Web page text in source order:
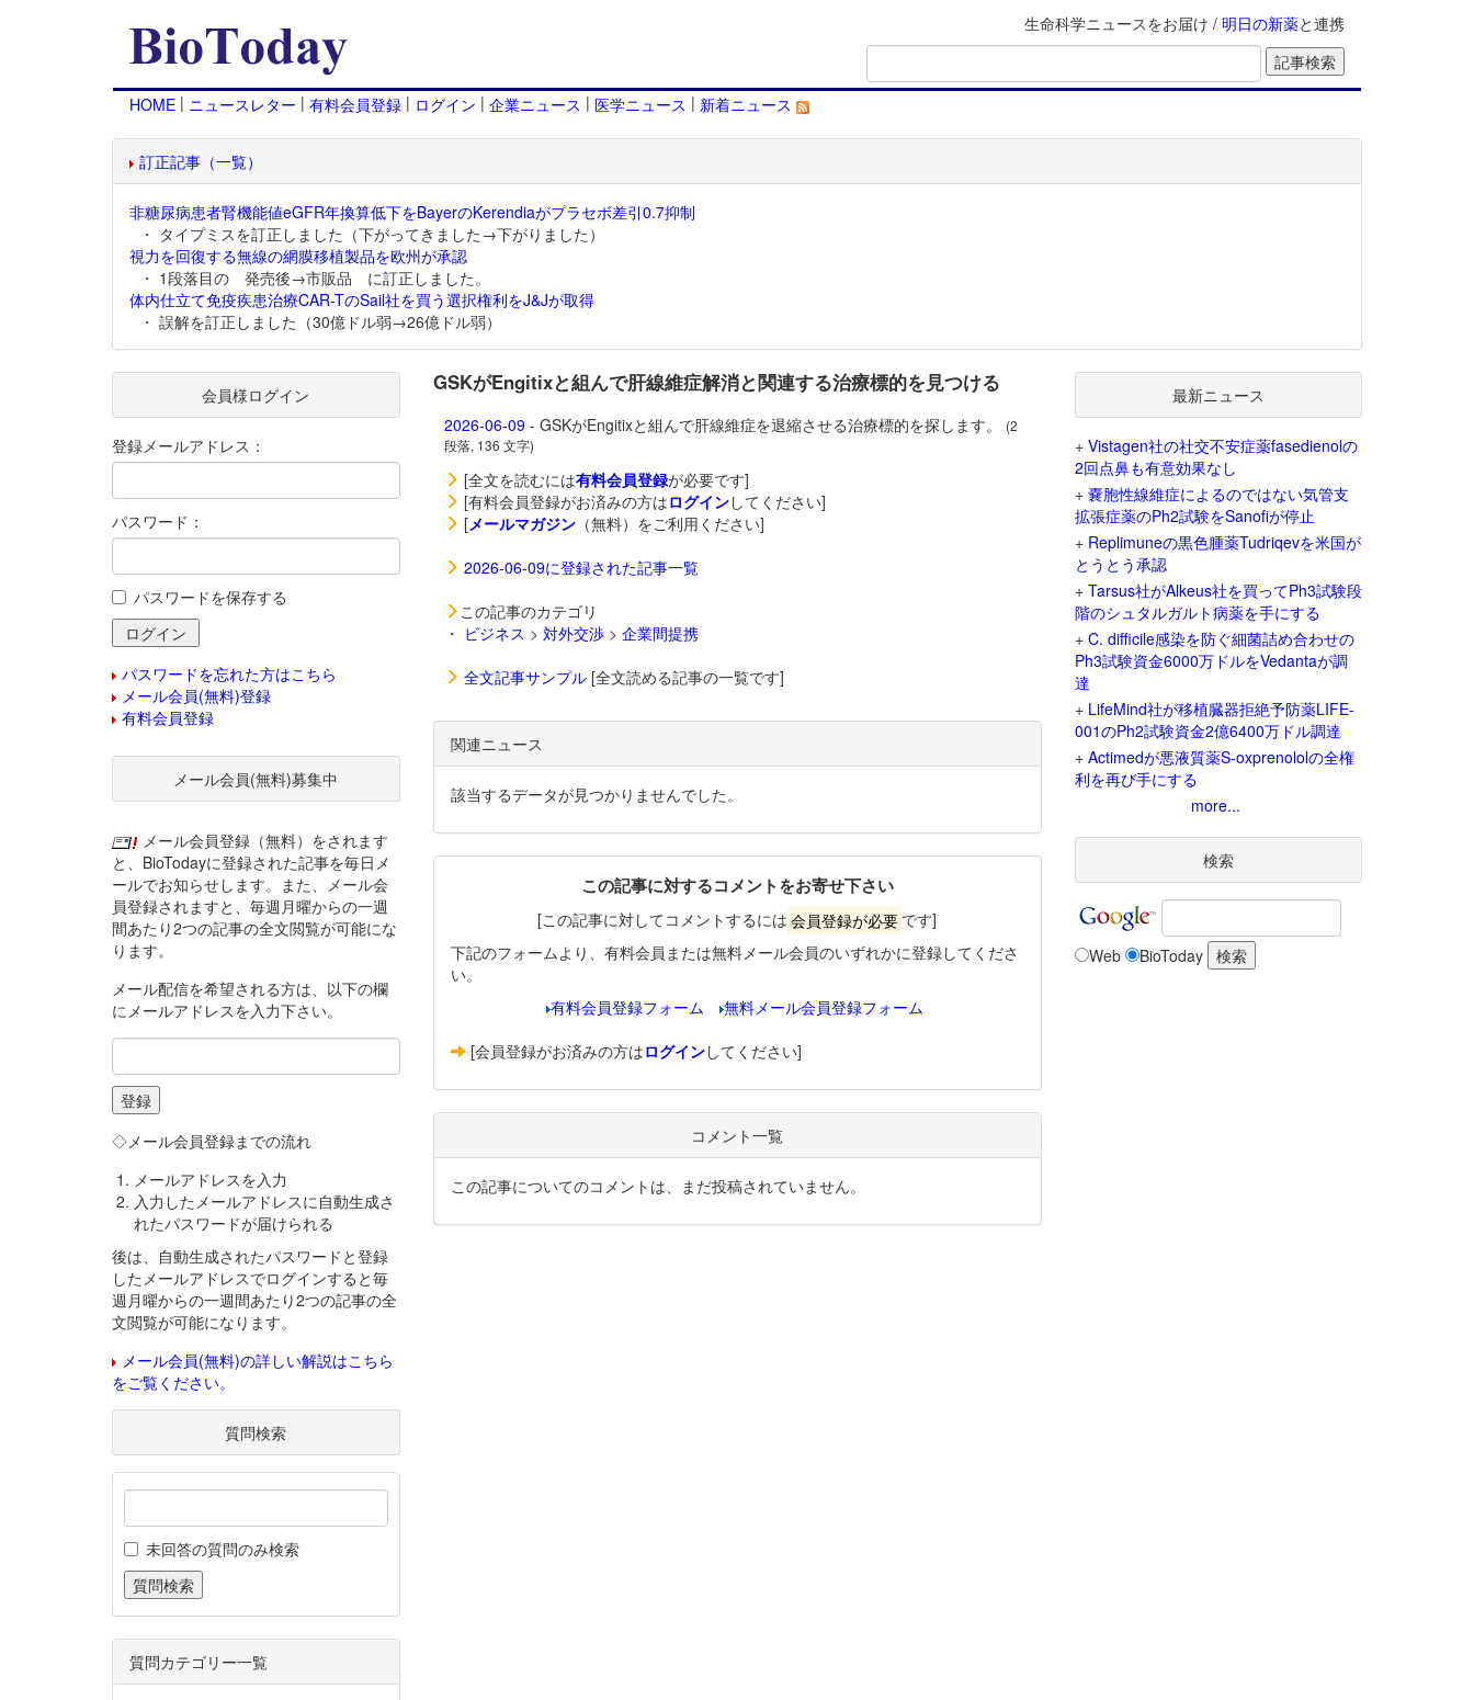
生命科学ニュースをお届け / 明日の新薬と連携
HOME | ニュースレター | 有料会員登録 | ログイン | 企業ニュース | 医学ニュース | 新着ニュース
訂正記事（一覧）
非糖尿病患者腎機能値eGFR年換算低下をBayerのKerendiaがプラセボ差引0.7抑制
・ タイプミスを訂正しました（下がってきました→下がりました）
視力を回復する無線の網膜移植製品を欧州が承認
・ 1段落目の 発売後→市販品 に訂正しました。
体内仕立て免疫疾患治療CAR-TのSail社を買う選択権利をJ&Jが取得
・ 誤解を訂正しました（30億ドル弱→26億ドル弱）
GSKがEngitixと組んで肝線維症解消と関連する治療標的を見つける
2026-06-09- GSKがEngitixと組んで肝線維症を退縮させる治療標的を探します。 (2
段落, 136 文字)
[全文を読むには有料会員登録が必要です]
[有料会員登録がお済みの方はログインしてください]
[メールマガジン（無料）をご利用ください]
2026-06-09に登録された記事一覧
この記事のカテゴリ
・ ビジネス > 対外交渉> 企業間提携
全文記事サンプル[全文読める記事の一覧です]
関連ニュース
該当するデータが見つかりませんでした。
この記事に対するコメントをお寄せ下さい
[この記事に対してコメントするには 会員登録が必要 です]
下記のフォームより、有料会員または無料メール会員のいずれかに登録してくださ
い。
有料会員登録フォーム
無料メール会員登録フォーム
[会員登録がお済みの方はログインしてください]
コメント一覧
この記事についてのコメントは、まだ投稿されていません。
会員様ログイン
登録メールアドレス：
パスワード：
パスワードを保存する
パスワードを忘れた方はこちら
メール会員(無料)登録
有料会員登録
メール会員(無料)募集中
メール会員登録（無料）をされます
と、BioTodayに登録された記事を毎日メ
ールでお知らせします。また、メール会
員登録されますと、毎週月曜からの一週
間あたり2つの記事の全文閲覧が可能にな
ります。
メール配信を希望される方は、以下の欄
にメールアドレスを入力下さい。
◇メール会員登録までの流れ
メールアドレスを入力
入力したメールアドレスに自動生成さ
れたパスワードが届けられる
後は、自動生成されたパスワードと登録
したメールアドレスでログインすると毎
週月曜からの一週間あたり2つの記事の全
文閲覧が可能になります。
メール会員(無料)の詳しい解説はこちら
をご覧ください。
質問検索
未回答の質問のみ検索
質問カテゴリー一覧
最新ニュース
+ Vistagen社の社交不安症薬fasedienolの
2回点鼻も有意効果なし
+ 嚢胞性線維症によるのではない気管支
拡張症薬のPh2試験をSanofiが停止
+ Replimuneの黒色腫薬Tudriqevを米国が
とうとう承認
+ Tarsus社がAlkeus社を買ってPh3試験段
階のシュタルガルト病薬を手にする
+ C. difficile感染を防ぐ細菌詰め合わせの
Ph3試験資金6000万ドルをVedantaが調
達
+ LifeMind社が移植臓器拒絶予防薬LIFE-
001のPh2試験資金2億6400万ドル調達
+ Actimedが悪液質薬S-oxprenololの全権
利を再び手にする
more...
検索
Web BioToday